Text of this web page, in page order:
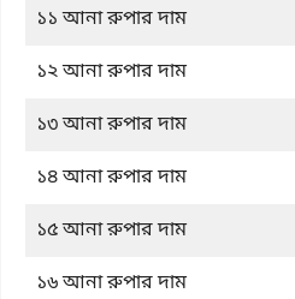
১১ আনা রুপার দাম
১২ আনা রুপার দাম
১৩ আনা রুপার দাম
১৪ আনা রুপার দাম
১৫ আনা রুপার দাম
১৬ আনা রুপার দাম